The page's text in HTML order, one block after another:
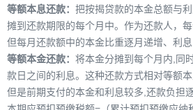
等额本息还款： 把按揭贷款的本金总额与
摊到还款期限的每个月中。作为还款人，每
但每月还款额中的本金比重逐月递增、利息
等额本金还款： 将本金分摊到每个月内,同
款日之间的利息。这种还款方式相对等额
但是前期支付的本金和利息较多,还款负担逐